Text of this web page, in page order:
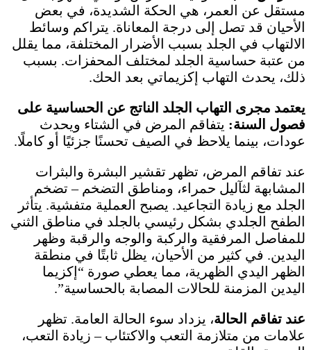
مستقل عن العمر، هي الحكة الشديدة، في بعض
الأحيان قد تصل إلى درجة المعاناة. يتراكم وسائط
الالتهاب في الجلد بسبب الأضرار المختلفة، مما يقلل
من عتبة حساسية الجلد لمختلف المحفزات. بسبب
ذلك، يحدث التهاب إكزيماتي بعد الحك.
يعتمد مجرى التهاب الجلد الناتج عن الحساسية على
فصول السنة: يتفاقم المرض في الشتاء ويحدث
عودات، بينما يلاحظ في الصيف تحسنًا جزئيًا أو كاملًا.
عند تفاقم المرض، تظهر تقشير البشرة والبثرات
المشابهة لثآليل حمراء، ومناطق التضخم – تضخم
الجلد مع زيادة التجاعيد. يصبح العملية متفشية. يتأثر
الطفح الجلدي بشكل رئيسي بالجلد في مناطق الثني
للمفاصل المرفقية والركبة والوجه والرقبة وظهر
اليدين. في كثير من الأحيان، يظل ثابتًا في منطقة
الظهر اليدي الظهرية، مما يعطي صورة “إكزيما
اليدين المزمنة للحالات المصابة بالحساسية”.
عند تفاقم الحالة، يزداد سوء الحالة العامة. تظهر
علامات من متلازمة التعب والاكتئاب – زيادة التعب،